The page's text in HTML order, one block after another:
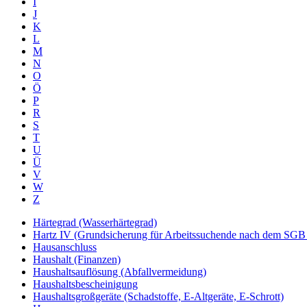
J
K
L
M
N
O
Ö
P
R
S
T
U
Ü
V
W
Z
Härtegrad (Wasserhärtegrad)
Hartz IV (Grundsicherung für Arbeitssuchende nach dem
Hausanschluss
Haushalt (Finanzen)
Haushaltsauflösung (Abfallvermeidung)
Haushaltsbescheinigung
Haushaltsgroßgeräte (Schadstoffe, E-Altgeräte, E-Schrott)